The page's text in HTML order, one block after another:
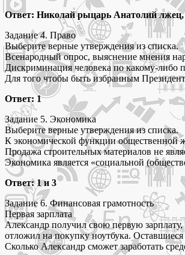
Ответ: Николай рыцарь Анатолий лжец,
Задание 4. Право
Выберите верные утверждения из списка.
Всенародный опрос, выяснение мнения
Дискриминация человека по какому-либо
Для того чтобы быть избранным
Ответ: 1
Задание 5. Экономика
Выберите верные утверждения из списка.
К экономической функции общественной
Продажа строительных материалов не
Экономика является «социальной
Ответ: 1 и 3
Задание 6. Финансовая грамотность
Первая зарплата
Александр получил свою первую
отложил на покупку ноутбука.
Сколько Александр сможет заработать